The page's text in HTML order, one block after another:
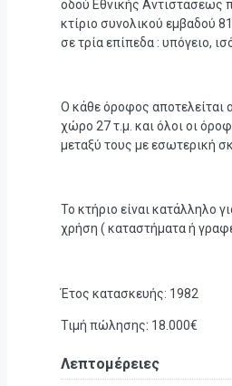
οδού Εθνικής Αντιστάσεως
κτίριο συνολικού εμβαδού
σε τρία επίπεδα : υπόγειο,
Ο κάθε όροφος αποτελείται
χώρο 27 τ.μ. και όλοι οι
μεταξύ τους με εσωτερική
Το κτήριο είναι κατάλληλο
χρήση ( καταστήματα ή
Έτος κατασκευής: 1982
Τιμή πώλησης: 18.000€
Λεπτομέρειες